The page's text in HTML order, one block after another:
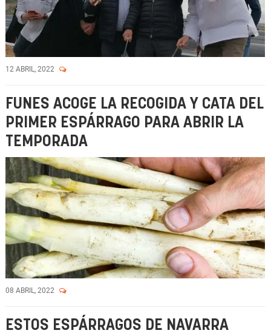
12 ABRIL, 2022
FUNES ACOGE LA RECOGIDA Y CATA DEL
PRIMER ESPÁRRAGO PARA ABRIR LA
TEMPORADA
08 ABRIL, 2022
ESTOS ESPÁRRAGOS DE NAVARRA